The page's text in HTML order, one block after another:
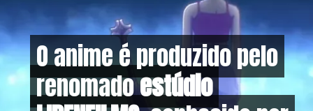
O anime é produzido pelo
renomadoestúdio
O anime é produzido pelo
renomadoestúdio